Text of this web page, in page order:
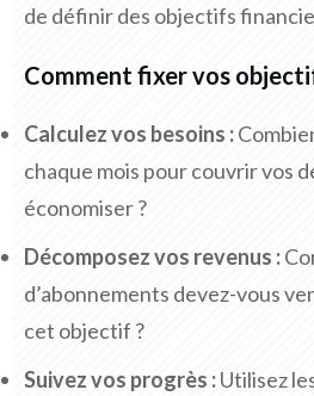
de définir des objectifs
Comment fixer vos
Calculez vos besoins :
chaque mois pour couvrir vos
économiser ?
Décomposez vos revenus :
d’abonnements devez-vous
cet objectif ?
Suivez vos progrès :Utilisez